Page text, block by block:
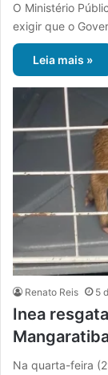
O Ministério
exigir que o
Leia mais »
Renato Reis 5
Inea
Na quarta-feira